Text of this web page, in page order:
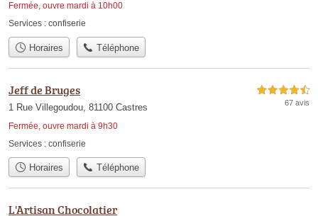
Fermée, ouvre mardi à 10h00
Services : confiserie
Horaires Téléphone
Jeff de Bruges
1 Rue Villegoudou, 81100 Castres
Fermée, ouvre mardi à 9h30
4,5 étoiles sur 5
67 avis
Services : confiserie
Horaires Téléphone
L'Artisan Chocolatier